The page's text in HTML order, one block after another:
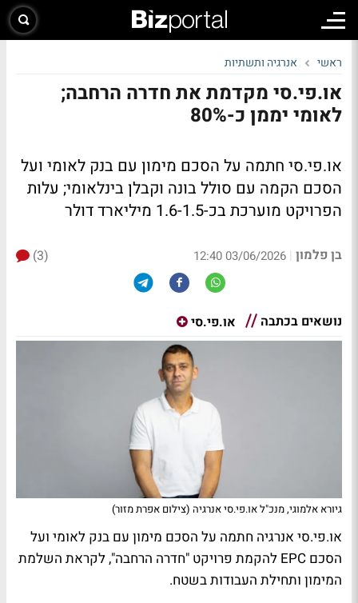
ראשי אנרגיה ותשתיות
או.פי.סי מקדמת את חדרה הרחבה;
לאומי יממן כ-80%
או.פי.סי חתמה על הסכם מימון עם בנק לאומי ועל
הסכם הקמה עם סולל בונה וקבלן בינלאומי; עלות
הפרויקט מוערכת בכ-1.6-1.5 מיליארד דולר
בן פלמון |
03/06/2026 12:40
(3)
נושאים בכתבה או.פי.סי
גיורא אלמוגי, מנכ"ל או.פי.סי אנרגיה (צילום אפרת מזור)
או.פי.סי אנרגיה חתמה על הסכם מימון עם בנק לאומי ועל
הסכם EPC להקמת פרויקט "חדרה הרחבה", לקראת השלמת
המימון ותחילת העבודות בשטח.